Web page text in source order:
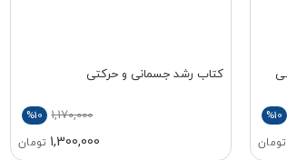
%10
تومان
کتاب رشد جسمانی و حرکتی
1,170,000
%10
1,300,000 تومان